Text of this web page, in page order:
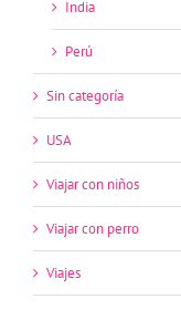
India
Perú
Sin categoría
USA
Viajar con niños
Viajar con perro
Viajes